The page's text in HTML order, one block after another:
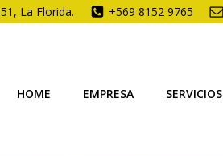
La Florida. +569 8152 9765
HOME EMPRESA SERVICIOS